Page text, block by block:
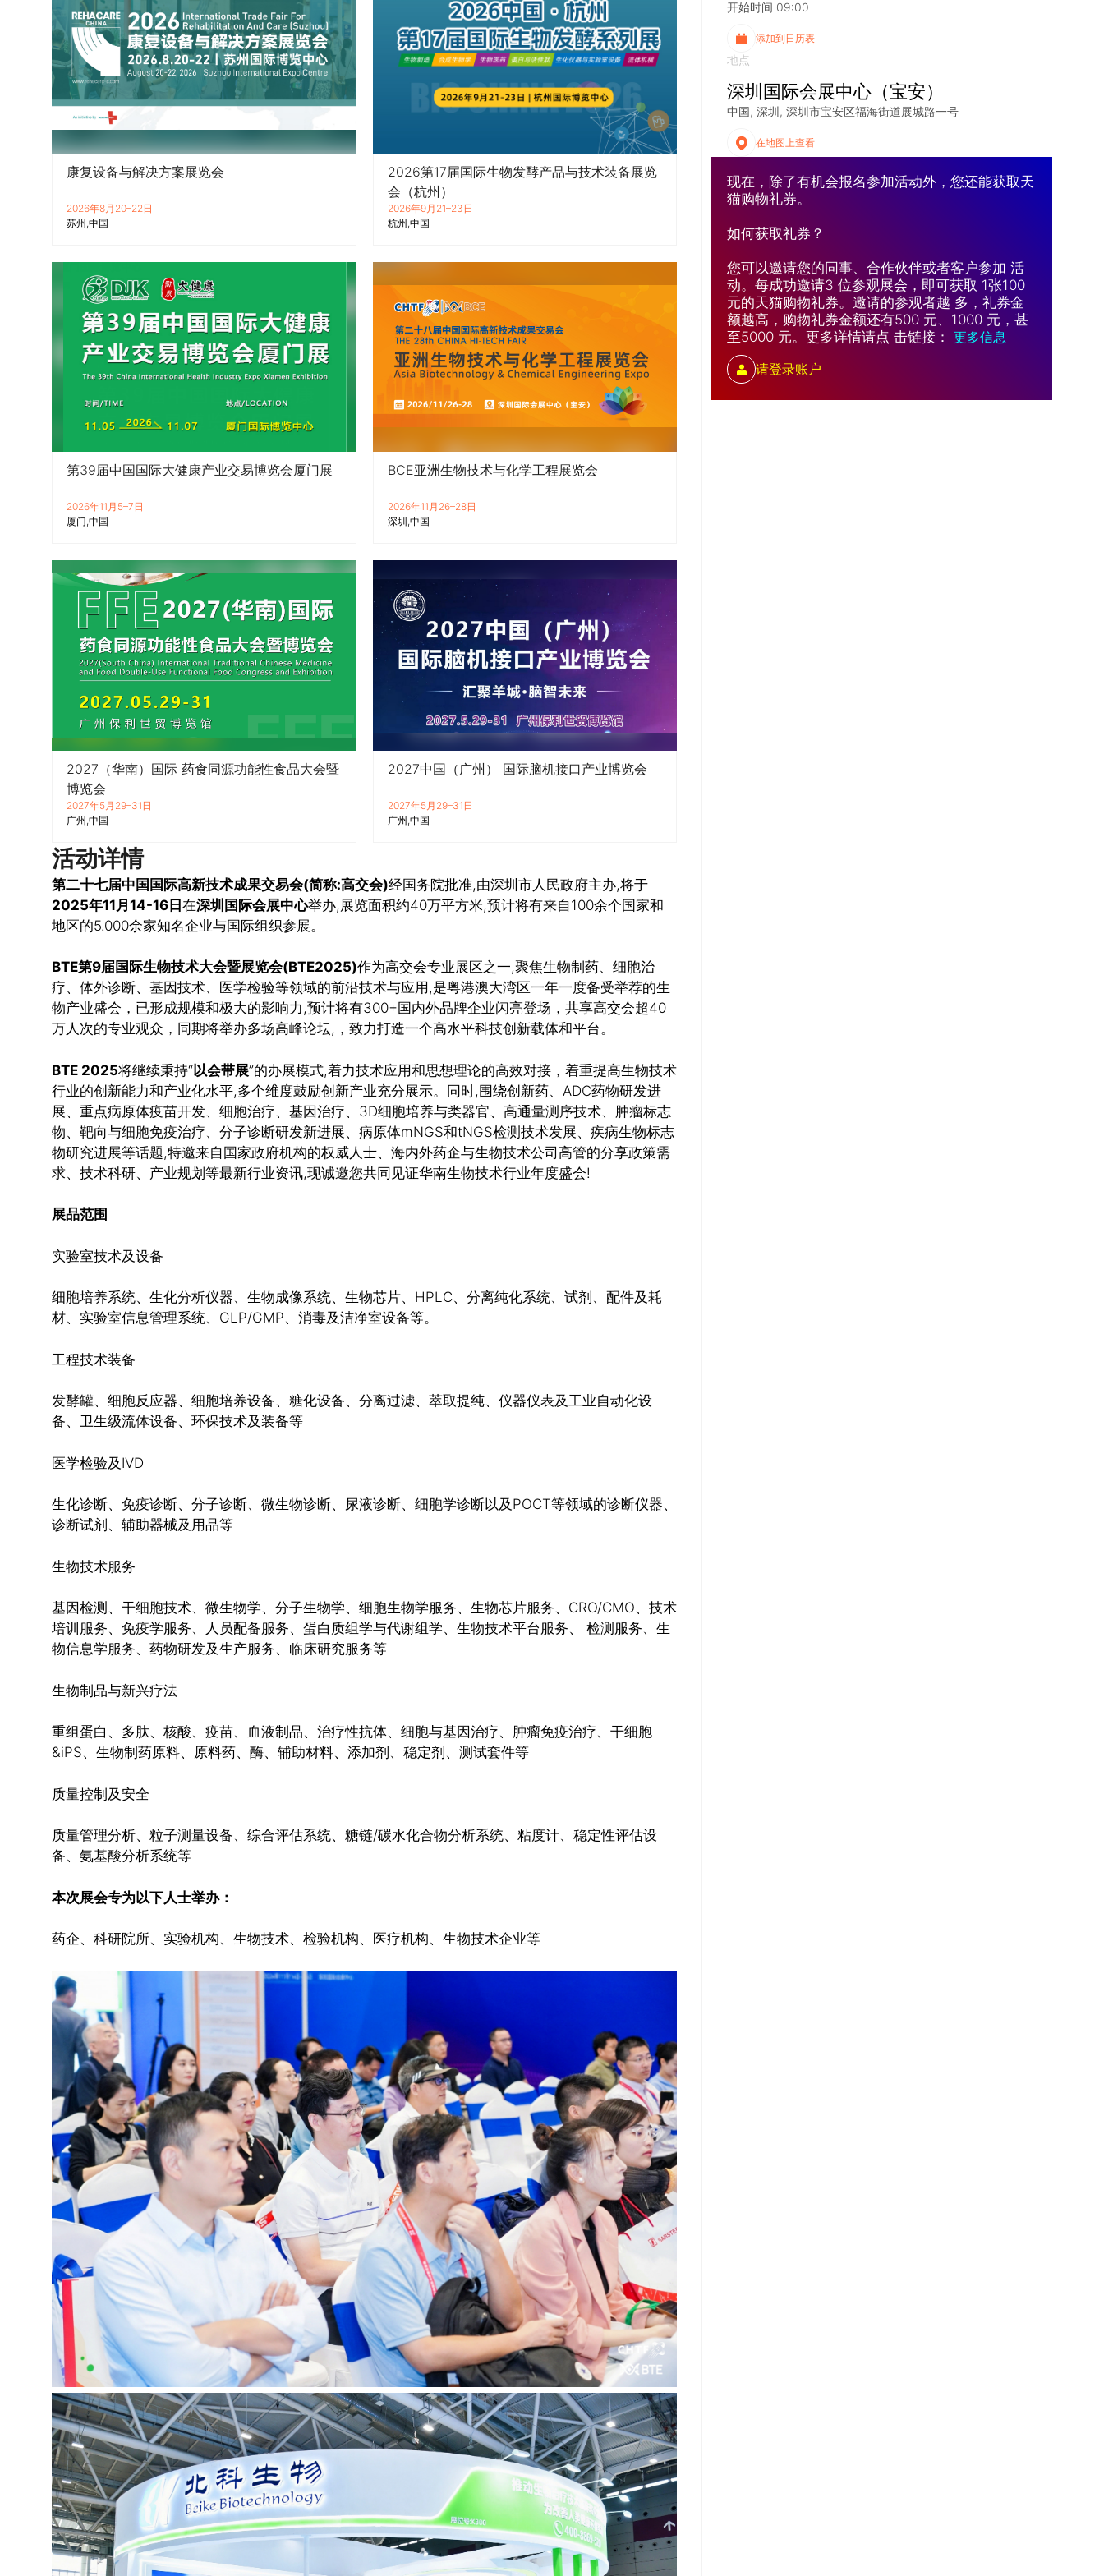
康复设备与解决方案展览会
2026年8月20–22日
苏州 中国
2026第17届国际生物发酵产品与技术装备展览
会（杭州）
2026年9月21–23日
杭州 中国
第39届中国国际大健康产业交易博览会厦门展
2026年11月5–7日
厦门 中国
BCE亚洲生物技术与化学工程展览会
2026年11月26–28日
深圳 中国
2027（华南）国际 药食同源功能性食品大会暨
博览会
2027年5月29–31日
广州 中国
2027中国（广州） 国际脑机接口产业博览会
2027年5月29–31日
广州 中国
活动详情
第二十七届中国国际高新技术成果交易会(简称:高交会)经国务院批准,由深圳市人民政府主办,将于
2025年11月14-16日在深圳国际会展中心举办,展览面积约40万平方米,预计将有来自100余个国家和
地区的5.000余家知名企业与国际组织参展。
BTE第9届国际生物技术大会暨展览会(BTE2025)作为高交会专业展区之一,聚焦生物制药、细胞治
疗、体外诊断、基因技术、医学检验等领域的前沿技术与应用,是粤港澳大湾区一年一度备受举荐的生
物产业盛会，已形成规模和极大的影响力,预计将有300+国内外品牌企业闪亮登场，共享高交会超40
万人次的专业观众，同期将举办多场高峰论坛,，致力打造一个高水平科技创新载体和平台。
BTE 2025将继续秉持“以会带展”的办展模式,着力技术应用和思想理论的高效对接，着重提高生物技术
行业的创新能力和产业化水平,多个维度鼓励创新产业充分展示。同时,围绕创新药、ADC药物研发进
展、重点病原体疫苗开发、细胞治疗、基因治疗、3D细胞培养与类器官、高通量测序技术、肿瘤标志
物、靶向与细胞免疫治疗、分子诊断研发新进展、病原体mNGS和tNGS检测技术发展、疾病生物标志
物研究进展等话题,特邀来自国家政府机构的权威人士、海内外药企与生物技术公司高管的分享政策需
求、技术科研、产业规划等最新行业资讯,现诚邀您共同见证华南生物技术行业年度盛会!
展品范围
实验室技术及设备
细胞培养系统、生化分析仪器、生物成像系统、生物芯片、HPLC、分离纯化系统、试剂、配件及耗
材、实验室信息管理系统、GLP/GMP、消毒及洁净室设备等。
工程技术装备
发酵罐、细胞反应器、细胞培养设备、糖化设备、分离过滤、萃取提纯、仪器仪表及工业自动化设
备、卫生级流体设备、环保技术及装备等
医学检验及IVD
生化诊断、免疫诊断、分子诊断、微生物诊断、尿液诊断、细胞学诊断以及POCT等领域的诊断仪器、
诊断试剂、辅助器械及用品等
生物技术服务
基因检测、干细胞技术、微生物学、分子生物学、细胞生物学服务、生物芯片服务、CRO/CMO、技术
培训服务、免疫学服务、人员配备服务、蛋白质组学与代谢组学、生物技术平台服务、 检测服务、生
物信息学服务、药物研发及生产服务、临床研究服务等
生物制品与新兴疗法
重组蛋白、多肽、核酸、疫苗、血液制品、治疗性抗体、细胞与基因治疗、肿瘤免疫治疗、干细胞
&iPS、生物制药原料、原料药、酶、辅助材料、添加剂、稳定剂、测试套件等
质量控制及安全
质量管理分析、粒子测量设备、综合评估系统、糖链/碳水化合物分析系统、粘度计、稳定性评估设
备、氨基酸分析系统等
本次展会专为以下人士举办：
药企、科研院所、实验机构、生物技术、检验机构、医疗机构、生物技术企业等
开始时间 09:00
添加到日历表
地点
深圳国际会展中心（宝安）
中国 深圳 深圳市宝安区福海街道展城路一号
在地图上查看
现在，除了有机会报名参加活动外，您还能获取天
猫购物礼券。
如何获取礼券？
您可以邀请您的同事、合作伙伴或者客户参加 活
动。每成功邀请3 位参观展会，即可获取 1张100
元的天猫购物礼券。邀请的参观者越 多，礼券金
额越高，购物礼券金额还有500 元、1000 元，甚
至5000 元。更多详情请点 击链接： 更多信息
请登录账户